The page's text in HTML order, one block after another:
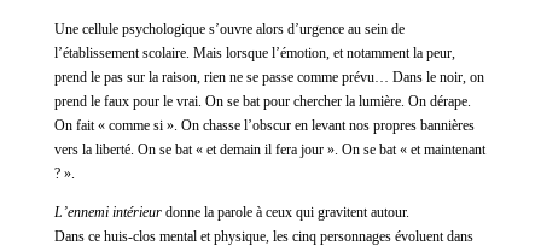
Une cellule psychologique s’ouvre alors d’urgence au sein de
l’établissement scolaire. Mais lorsque l’émotion, et notamment la peur,
prend le pas sur la raison, rien ne se passe comme prévu… Dans le noir, on
prend le faux pour le vrai. On se bat pour chercher la lumière. On dérape.
On fait « comme si ». On chasse l’obscur en levant nos propres bannières
vers la liberté. On se bat « et demain il fera jour ». On se bat « et maintenant
? ».
L’ennemi intérieurdonne la parole à ceux qui gravitent autour.
Dans ce huis-clos mental et physique, les cinq personnages évoluent dans